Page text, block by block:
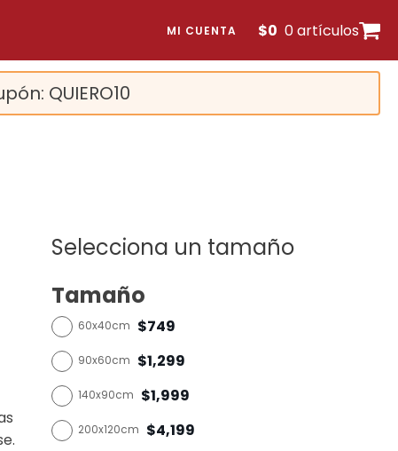
MI CUENTA $0 0 artículos
QUIERO10
Selecciona un tamaño
Tamaño
60x40cm $749
90x60cm $1,299
140x90cm $1,999
200x120cm $4,199